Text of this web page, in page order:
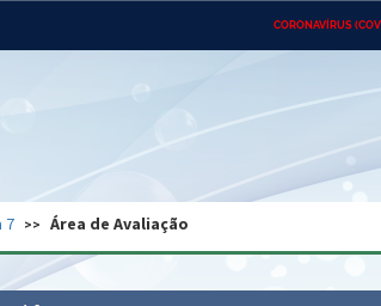
CORONAVÍRUS
Ministério do Desenvolvimento
Regional
de Segurança Advocacia-Geral da União
7 Área de Avaliação